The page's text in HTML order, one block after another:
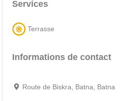
Services
Terrasse
Informations de contact
Route de Biskra, Batna, Batna